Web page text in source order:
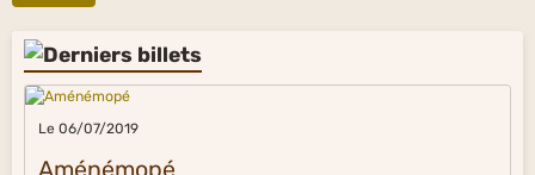
Le 06/07/2019